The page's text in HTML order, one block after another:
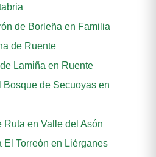
de Borleña en Familia
de Ruente
Lamiña en Ruente
Bosque de Secuoyas en
Ruta en Valle del Asón
El Torreón en Liérganes